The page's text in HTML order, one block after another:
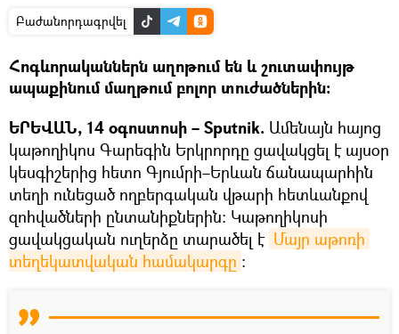
Բաժանորդագրվել
Հոգևորականներն աղոթում են և շուտափույթ
ապաքինում մաղթում բոլոր տուժածներին։
ԵՐԵՎԱՆ, 14 օգոստոսի – Sputnik. Ամենայն hայոց
կաթողիկոս Գարեգին Երկրորդը ցավակցել է այսօր
կեսգիշերից հետո Գյումրի–Երևան ճանապարհին
տեղի ունեցած ողբերգական վթարի հետևանքով
զոհվածների ընտանիքներին։ Կաթողիկոսի
ցավակցական ուղերձը տարածել է Մայր աթոռի
տեղեկատվական համակարգը ։